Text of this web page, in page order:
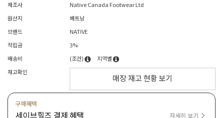
제조사
Native Canada Footwear Ltd
원산지
베트남
브랜드
NATIVE
적립금
3%
배송비
(조건)
지역별
재고확인
매장 재고 현황 보기
구매혜택
세이브힐즈 결제 혜택 자세히 보기